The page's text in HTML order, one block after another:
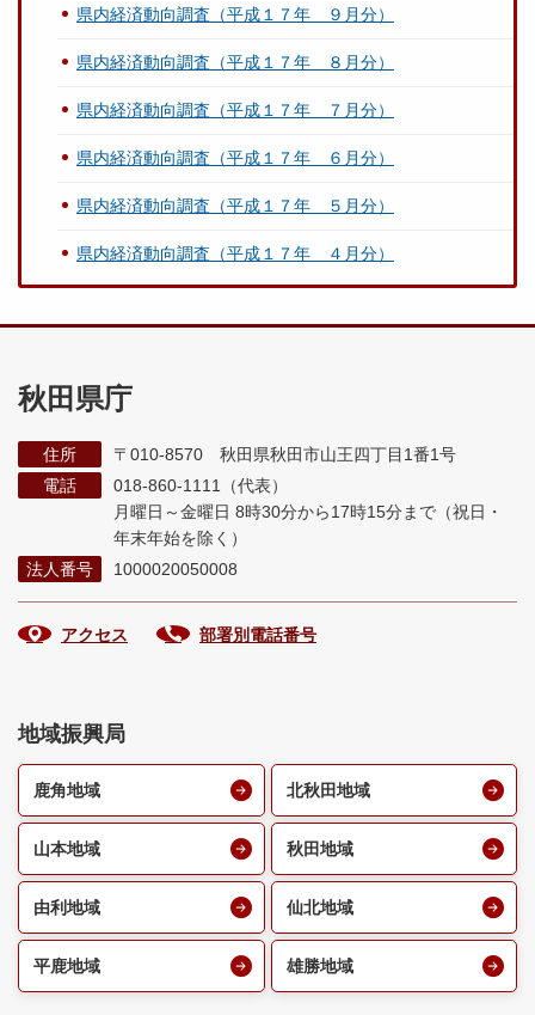
県内経済動向調査（平成１７年 ９月分）
県内経済動向調査（平成１７年 ８月分）
県内経済動向調査（平成１７年 ７月分）
県内経済動向調査（平成１７年 ６月分）
県内経済動向調査（平成１７年 ５月分）
県内経済動向調査（平成１７年 ４月分）
秋田県庁
住所
〒010-8570 秋田県秋田市山王四丁目1番1号
電話
018-860-1111（代表）
月曜日～金曜日 8時30分から17時15分まで （祝日・
年末年始を除く）
法人番号
1000020050008
アクセス 部署別電話番号
地域振興局
鹿角地域 北秋田地域
山本地域 秋田地域
由利地域 仙北地域
平鹿地域 雄勝地域